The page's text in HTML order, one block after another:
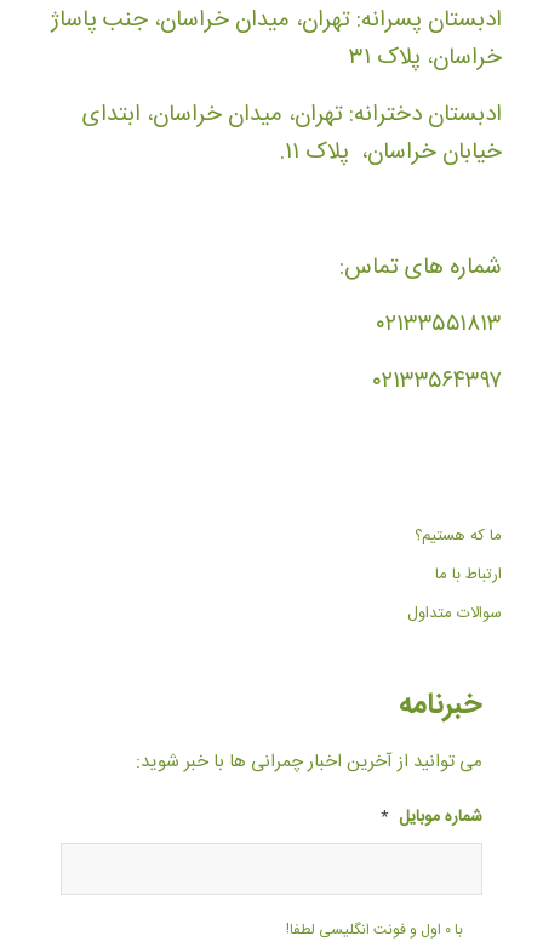
ادبستان پسرانه: تهران، میدان خراسان، جنب پاساژ
خراسان، پلاک ۳۱
ادبستان دخترانه: تهران، میدان خراسان، ابتدای
خیابان خراسان، پلاک ۱۱.
شماره های تماس:
۰۲۱۳۳۵۵۱۸۱۳
۰۲۱۳۳۵۶۴۳۹۷
ما که هستیم؟
ارتباط با ما
سوالات متداول
خبرنامه
می توانید از آخرین اخبار چمرانی ها با خبر شوید:
شماره موبایل *
با ۰ اول و فونت انگلیسی لطفا!